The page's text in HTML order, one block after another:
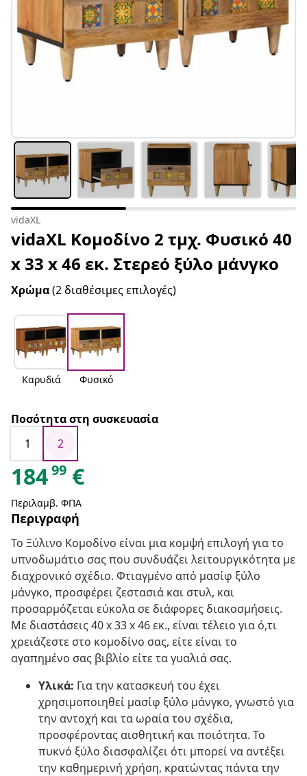
vidaXL
vidaXL Κομοδίνο 2 τμχ. Φυσικό 40
x 33 x 46 εκ. Στερεό ξύλο μάνγκο
Χρώμα(2 διαθέσιμες επιλογές)
Καρυδιά Φυσικό
Ποσότητα στη συσκευασία
1
2
18499 €
Περιλαμβ. ΦΠΑ
Περιγραφή
Το Ξύλινο Κομοδίνο είναι μια κομψή επιλογή για το
υπνοδωμάτιο σας που συνδυάζει λειτουργικότητα με
διαχρονικό σχέδιο. Φτιαγμένο από μασίφ ξύλο
μάνγκο, προσφέρει ζεστασιά και στυλ, και
προσαρμόζεται εύκολα σε διάφορες διακοσμήσεις.
Με διαστάσεις 40 x 33 x 46 εκ., είναι τέλειο για ό,τι
χρειάζεστε στο κομοδίνο σας, είτε είναι το
αγαπημένο σας βιβλίο είτε τα γυαλιά σας.
Υλικά: Για την κατασκευή του έχει
χρησιμοποιηθεί μασίφ ξύλο μάνγκο, γνωστό για
την αντοχή και τα ωραία του σχέδια,
προσφέροντας αισθητική και ποιότητα. Το
πυκνό ξύλο διασφαλίζει ότι μπορεί να αντέξει
την καθημερινή χρήση, κρατώντας πάντα την